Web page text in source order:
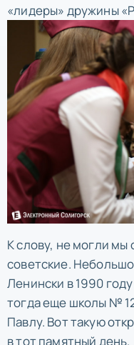
«лидеры» дружины
К слову, не могли
советские.
Ленински в 1990
тогда еще школы №
Павлу. Вот такую
в тот памятный день.